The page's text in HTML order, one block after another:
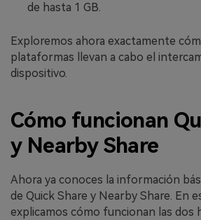
de hasta 1 GB.
Exploremos ahora exactamente
plataformas llevan a cabo el
dispositivo.
Cómo funcionan
y Nearby Share
Ahora ya conoces la información
de Quick Share y Nearby Share. En
explicamos cómo funcionan las dos